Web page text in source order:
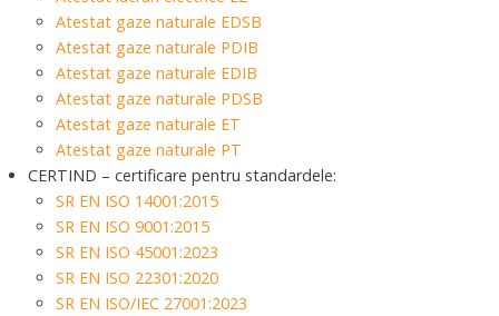
Atestat gaze naturale EDSB
Atestat gaze naturale PDIB
Atestat gaze naturale EDIB
Atestat gaze naturale PDSB
Atestat gaze naturale ET
Atestat gaze naturale PT
CERTIND – certificare pentru standardele:
SR EN ISO 14001:2015
SR EN ISO 9001:2015
SR EN ISO 45001:2023
SR EN ISO 22301:2020
SR EN ISO/IEC 27001:2023